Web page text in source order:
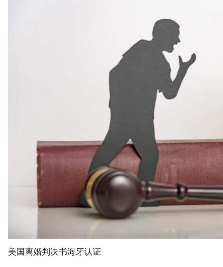
美国离婚判决书海牙认证